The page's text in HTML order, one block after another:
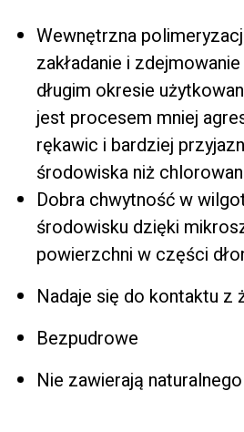
Wewnętrzna
zakładanie i
długim okresie
jest procesem mniej
rękawic i bardziej
środowiska niż
Dobra chwytność w
środowisku dzięki
powierzchni w części
Nadaje się do kontaktu z
Bezpudrowe
Nie zawierają